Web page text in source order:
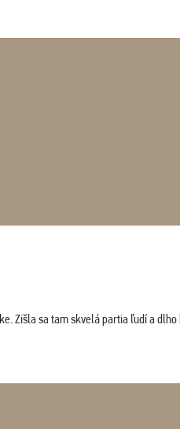
Zišla sa tam skvelá partia ľudí a